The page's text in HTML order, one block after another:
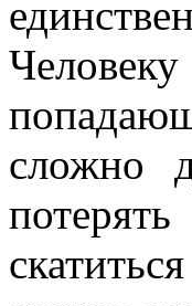
сложно